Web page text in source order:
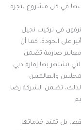
في كل مشروع تنجزه.
في تركيب نجيل
على الجودة. كما أن
صارمة تضمن
تشتهر بها إمارة دبي.
والعالميين
لذلك، تضمن الشركة رضا
بل تمتد خدماتها